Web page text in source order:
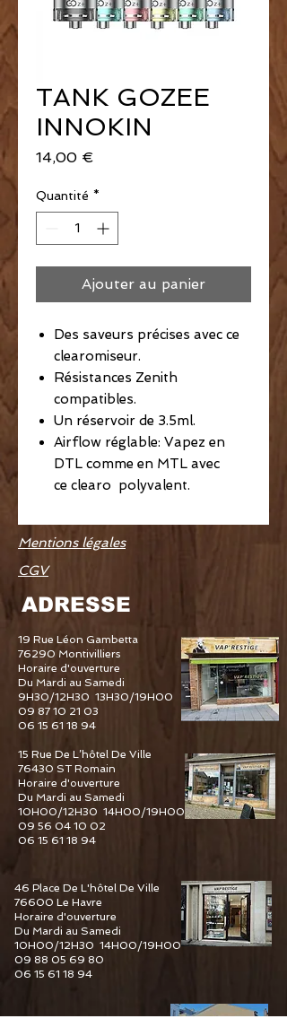
TANK GOZEE
INNOKIN
14,00 €
Quantité *
Ajouter au panier
Des saveurs précises avec ce
clearomiseur.
Résistances Zenith
compatibles.
Un réservoir de 3.5ml.
Airflow réglable: Vapez en
DTL comme en MTL avec
ce clearo polyvalent.
Mentions légales
CGV
ADRESSE
19 Rue Léon Gambetta
76290 Montivilliers
Horaire d'ouverture
Du Mardi au Samedi
9H30/12H30 13H30/19H00
09 87 10 21 03
06 15 61 18 94
15 Rue De L’hôtel De Ville
76430 ST Romain
Horaire d'ouverture
Du Mardi au Samedi
10H00/12H30 14H00/19H00
09 56 04 10 02
06 15 61 18 94
46 Place De L'hôtel De Ville
76600 Le Havre
Horaire d'ouverture
Du Mardi au Samedi
10H00/12H30 14H00/19H00
09 88 05 69 80
06 15 61 18 94